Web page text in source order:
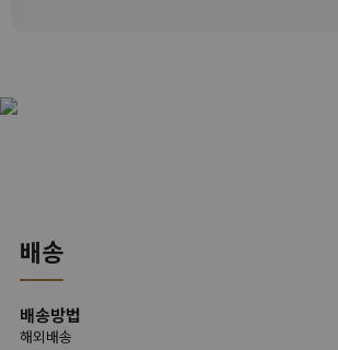
배송
배송방법
해외배송